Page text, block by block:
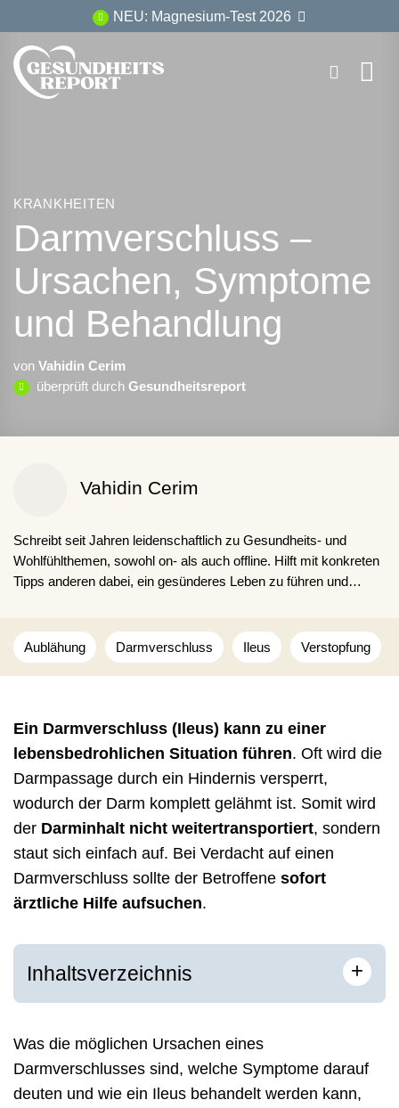
Inhalt
springen
NEU: Magnesium-Test 2026
KRANKHEITEN
Darmverschluss –
Ursachen, Symptome
und Behandlung
von Vahidin Cerim
überprüft durch Gesundheitsreport
Vahidin Cerim
Schreibt seit Jahren leidenschaftlich zu Gesundheits- und
Wohlfühlthemen, sowohl on- als auch offline. Hilft mit konkreten
Tipps anderen dabei, ein gesünderes Leben zu führen und
Aublähung
Darmverschluss Ileus Verstopfung
Ein Darmverschluss (Ileus) kann zu einer
lebensbedrohlichen Situation führen. Oft wird die
Darmpassage durch ein Hindernis versperrt,
wodurch der Darm komplett gelähmt ist. Somit wird
der Darminhalt nicht weitertransportiert, sondern
staut sich einfach auf. Bei Verdacht auf einen
Darmverschluss sollte der Betroffene sofort
ärztliche Hilfe aufsuchen.
Inhaltsverzeichnis +
Was die möglichen Ursachen eines
Darmverschlusses sind, welche Symptome darauf
deuten und wie ein Ileus behandelt werden kann,